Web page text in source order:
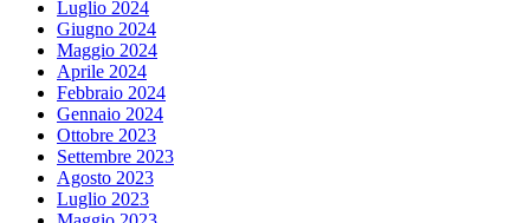
Luglio 2024
Giugno 2024
Maggio 2024
Aprile 2024
Febbraio 2024
Gennaio 2024
Ottobre 2023
Settembre 2023
Agosto 2023
Luglio 2023